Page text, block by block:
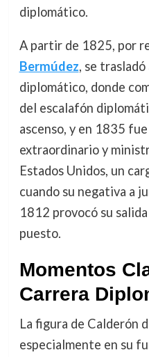
diplomático.
A partir de 1825, por
Bermúdez, se
diplomático, donde
del escalafón
ascenso, y en 1835
extraordinario y
Estados Unidos, un
cuando su negativa a
1812 provocó su
puesto.
Momentos
Carrera
La figura de Calderón
especialmente en su